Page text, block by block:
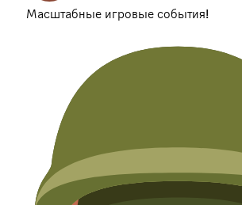
Масштабные игровые события!